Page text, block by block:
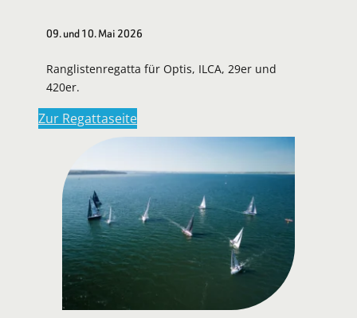
09. und 10. Mai 2026
Ranglistenregatta für Optis, ILCA, 29er und
420er.
Zur Regattaseite